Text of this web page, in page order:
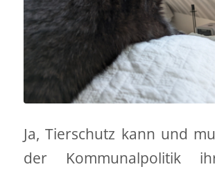
Ja, Tierschutz kann und
der Kommunalpolitik